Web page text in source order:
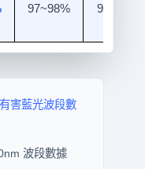
97~98% 99.9%
害藍光波段數
波段數據